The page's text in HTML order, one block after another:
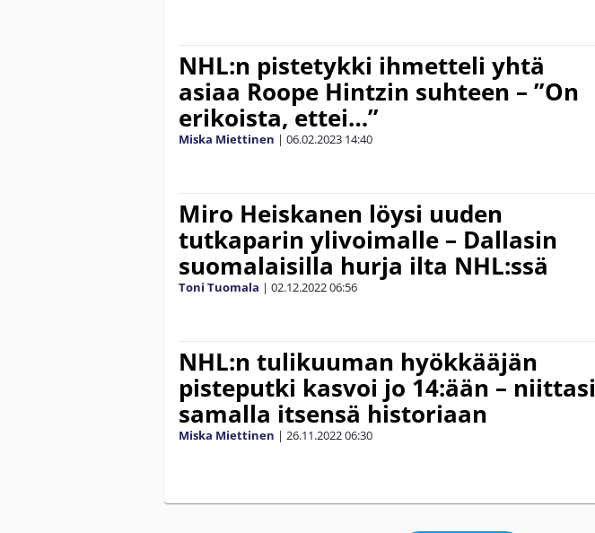
NHL:n pistetykki ihmetteli yhtä
asiaa Roope Hintzin suhteen – ”On
erikoista, ettei…”
Miska Miettinen | 06.02.2023 14:40
Miro Heiskanen löysi uuden
tutkaparin ylivoimalle – Dallasin
suomalaisilla hurja ilta NHL:ssä
Toni Tuomala | 02.12.202206:56
NHL:n tulikuuman hyökkääjän
pisteputki kasvoi jo 14:ään – niittasi
samalla itsensä historiaan
Miska Miettinen | 26.11.202206:30